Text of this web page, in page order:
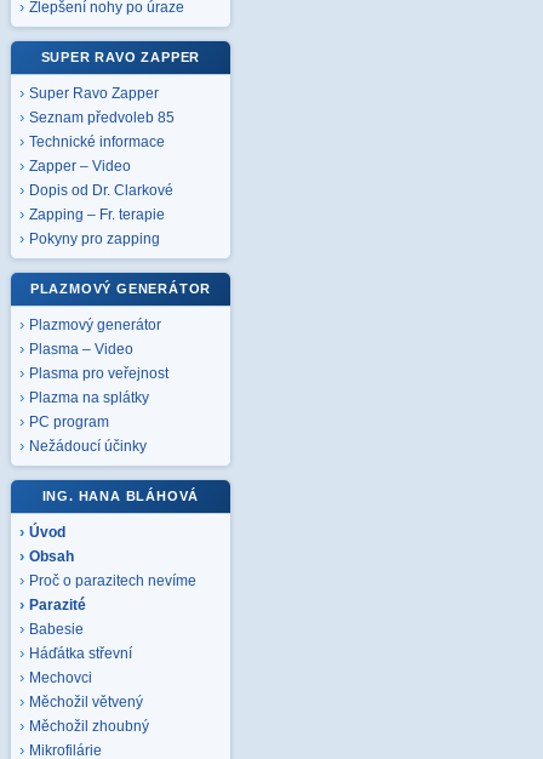
Zlepšení nohy po úraze
SUPER RAVO ZAPPER
Super Ravo Zapper
Seznam předvoleb 85
Technické informace
Zapper – Video
Dopis od Dr. Clarkové
Zapping – Fr. terapie
Pokyny pro zapping
PLAZMOVÝ GENERÁTOR
Plazmový generátor
Plasma – Video
Plasma pro veřejnost
Plazma na splátky
PC program
Nežádoucí účinky
ING. HANA BLÁHOVÁ
Úvod
Obsah
Proč o parazitech nevíme
Parazité
Babesie
Háďátka střevní
Mechovci
Měchožil větvený
Měchožil zhoubný
Mikrofilárie